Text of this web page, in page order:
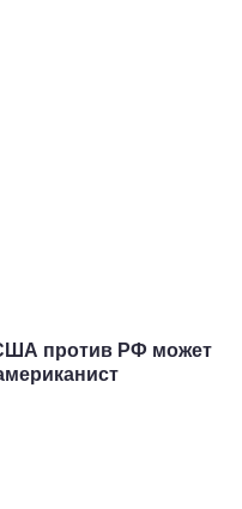
против РФ может